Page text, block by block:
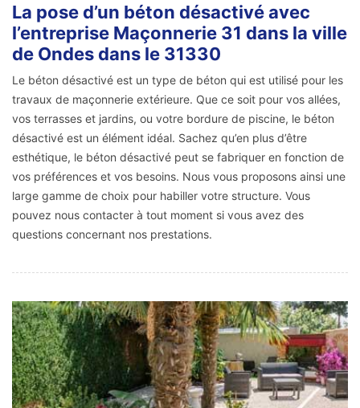
La pose d’un béton désactivé avec
l’entreprise Maçonnerie 31 dans la ville
de Ondes dans le 31330
Le béton désactivé est un type de béton qui est utilisé pour les
travaux de maçonnerie extérieure. Que ce soit pour vos allées,
vos terrasses et jardins, ou votre bordure de piscine, le béton
désactivé est un élément idéal. Sachez qu’en plus d’être
esthétique, le béton désactivé peut se fabriquer en fonction de
vos préférences et vos besoins. Nous vous proposons ainsi une
large gamme de choix pour habiller votre structure. Vous
pouvez nous contacter à tout moment si vous avez des
questions concernant nos prestations.